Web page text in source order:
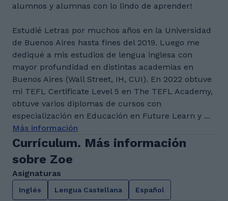
alumnos y alumnas con lo lindo de aprender!
Estudié Letras por muchos años en la Universidad
de Buenos Aires hasta fines del 2019. Luego me
dediqué a mis estudios de lengua inglesa con
mayor profundidad en distintas academias en
Buenos Aires (Wall Street, IH, CUI). En 2022 obtuve
mi TEFL Certificate Level 5 en The TEFL Academy,
obtuve varios diplomas de cursos con
especialización en Educación en Future Learn y ...
Más información
Currículum. Más información
sobre Zoe
Asignaturas
Inglés Lengua Castellana Español